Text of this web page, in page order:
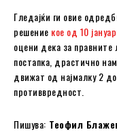
Гледајќи ги овие
решение кое од 10
оцени дека за
постапка, драстично
движат од најмалку 2
противвредност.
Пишува: Теофил